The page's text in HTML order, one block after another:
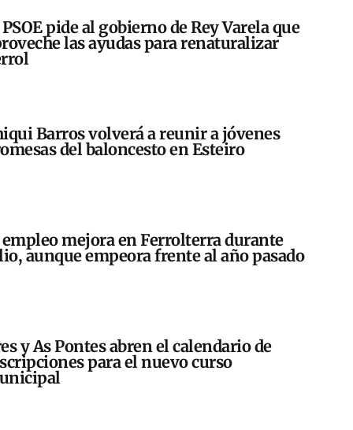
pide al gobierno de Rey Varela que
las ayudas para renaturalizar
Barros volverá a reunir a jóvenes
del baloncesto en Esteiro
mejora en Ferrolterra durante
aunque empeora frente al año pasado
y As Pontes abren el calendario de
para el nuevo curso